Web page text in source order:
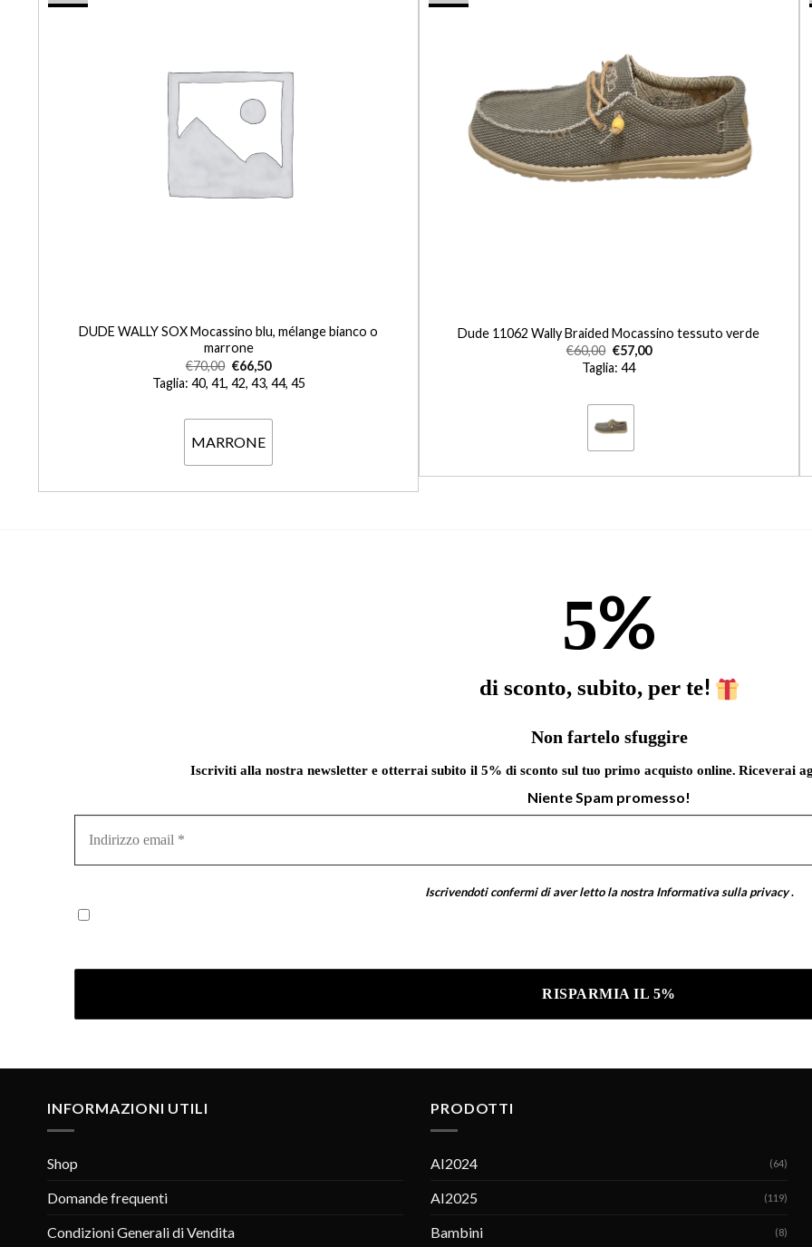
DUDE WALLY SOX Mocassino blu, mélange bianco o
marrone
€70,00 €66,50
Taglia: 40, 41, 42, 43, 44, 45
MARRONE
Dude 11062 Wally Braided Mocassino tessuto verde
€60,00 €57,00
Taglia: 44
5%
di sconto, subito, per te!
Non fartelo sfuggire
Iscriviti alla nostra newsletter e otterrai subito il 5% di sconto sul tuo primo acquisto online. Riceverai
Niente Spam promesso!
email
Iscrivendoti confermi di aver letto la nostraInformativa sulla privacy .
INFORMAZIONI UTILI
Shop
Domande frequenti
Condizioni Generali di Vendita
PRODOTTI
AI2024 (64)
AI2025 (119)
Bambini (8)